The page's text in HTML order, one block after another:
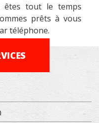
êtes tout le temps
prêts à vous
téléphone.